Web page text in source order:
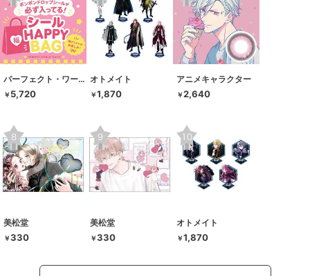
パーフェクト・ワールド・トーキョー
￥ 5,720
オトメイト
￥1,870
アニメキャラクター
￥2,640
美松堂
￥330
美松堂
￥330
オトメイト
￥1,870